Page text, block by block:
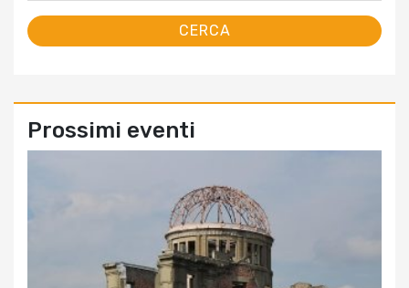
Prossimi eventi